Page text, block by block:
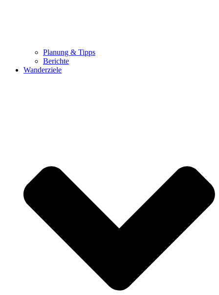
Planung & Tipps
Berichte
Wanderziele